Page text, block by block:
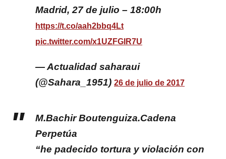
Madrid, 27 de julio – 18:00h
https://t.co/aah2bbq4Lt
pic.twitter.com/x1UZFGIR7U
— Actualidad saharaui
(@Sahara_1951) 26 de julio de 2017
M.Bachir Boutenguiza.Cadena
Perpetúa
“he padecido tortura y violación con